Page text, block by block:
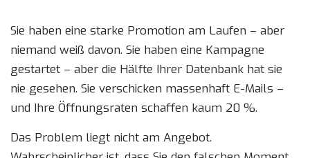
Sie haben eine starke Promotion am Laufen – aber
niemand weiß davon. Sie haben eine Kampagne
gestartet – aber die Hälfte Ihrer Datenbank hat sie
nie gesehen. Sie verschicken massenhaft E-Mails –
und Ihre Öffnungsraten schaffen kaum 20 %.
Das Problem liegt nicht am Angebot.